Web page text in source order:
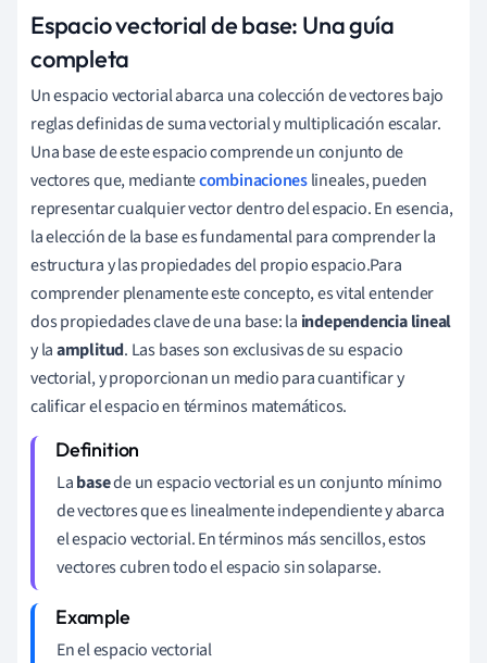
Espacio vectorial de base: Una guía
completa
Un espacio vectorial abarca una colección de vectores bajo
reglas definidas de suma vectorial y multiplicación escalar.
Una base de este espacio comprende un conjunto de
vectores que, mediantecombinacioneslineales, pueden
representar cualquier vector dentro del espacio. En esencia,
la elección de la base es fundamental para comprender la
estructura y las propiedades del propio espacio.Para
comprender plenamente este concepto, es vital entender
dos propiedades clave de una base: la independencia lineal
y laamplitud. Las bases son exclusivas de su espacio
vectorial, y proporcionan un medio para cuantificar y
calificar el espacio en términos matemáticos.
Labasede un espacio vectorial es un conjunto mínimo
de vectores que es linealmente independiente y abarca
el espacio vectorial. En términos más sencillos, estos
vectores cubren todo el espacio sin solaparse.
En el espacio vectorial